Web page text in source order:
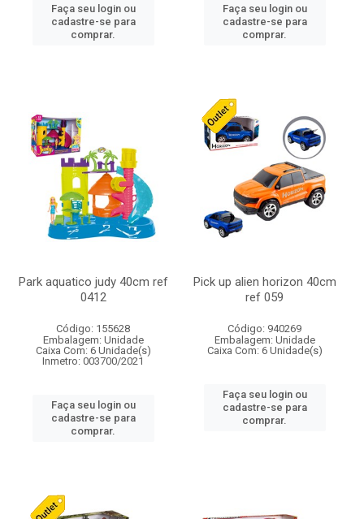
Faça seu login ou
cadastre-se para
comprar.
Faça seu login ou
cadastre-se para
comprar.
Park aquatico judy 40cm ref
0412
Código: 155628
Embalagem: Unidade
Caixa Com: 6 Unidade(s)
Inmetro: 003700/2021
Faça seu login ou
cadastre-se para
comprar.
Pick up alien horizon 40cm
ref 059
Código: 940269
Embalagem: Unidade
Caixa Com: 6 Unidade(s)
Faça seu login ou
cadastre-se para
comprar.